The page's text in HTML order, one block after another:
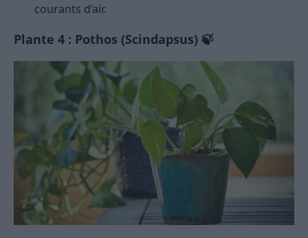
courants d’air.
Plante 4 : Pothos (Scindapsus) 🍃